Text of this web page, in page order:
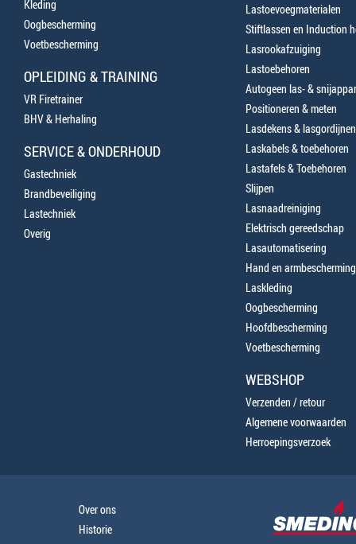
Kleding
Oogbescherming
Voetbescherming
OPLEIDING & TRAINING
VR Firetrainer
BHV & Herhaling
SERVICE & ONDERHOUD
Gastechniek
Brandbeveiliging
Lastechniek
Overig
Lastoevoegmaterialen
Stiftlassen en Induction
Lasrookafzuiging
Lastoebehoren
Autogeen las- &
Positioneren & meten
Lasdekens & lasgordijnen
Laskabels & toebehoren
Lastafels & Toebehoren
Slijpen
Lasnaadreiniging
Elektrisch gereedschap
Lasautomatisering
Hand en armbescherming
Laskleding
Oogbescherming
Hoofdbescherming
Voetbescherming
WEBSHOP
Verzenden / retour
Algemene voorwaarden
Herroepingsverzoek
Over ons
Historie